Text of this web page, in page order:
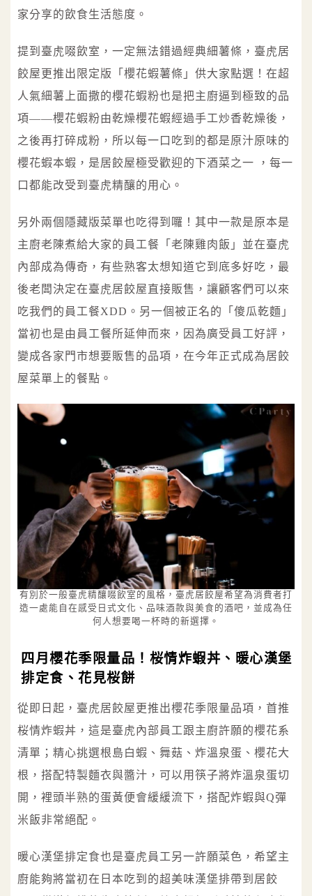
家分享的飲食生活態度。
提到臺虎啜飲室，一定無法錯過經典細薯條，臺虎居
餃屋更推出限定版「櫻花蝦薯條」供大家點選！在超
人氣細薯上面撒的櫻花蝦粉也是把主廚逼到極致的品
項——櫻花蝦粉由乾燥櫻花蝦經過手工炒香乾燥後，
之後再打碎成粉，所以每一口吃到的都是原汁原味的
櫻花蝦本蝦，是居餃屋極受歡迎的下酒菜之一 ，每一
口都能改受到臺虎精釀的用心。
另外兩個隱藏版菜單也吃得到囉！其中一款是原本是
主廚老陳煮給大家的員工餐「老陳雞肉飯」並在臺虎
內部成為傳奇，有些熟客太想知道它到底多好吃，最
後老闆決定在臺虎居餃屋直接販售，讓顧客們可以來
吃我們的員工餐XDD。另一個被正名的「傻瓜乾麵」
當初也是由員工餐所延伸而來，因為廣受員工好評，
變成各家門市想要販售的品項，在今年正式成為居餃
屋菜單上的餐點。
有別於一般臺虎精釀啜飲室的風格，臺虎居餃屋希望為消費者打
造一處能自在感受日式文化、品味酒款與美食的酒吧，並成為任
何人想要喝一杯時的新選擇。
四月櫻花季限量品！桜情炸蝦丼、暖心漢堡
排定食、花見桜餅
從即日起，臺虎居餃屋更推出櫻花季限量品項，首推
桜情炸蝦丼，這是臺虎內部員工跟主廚許願的櫻花系
清單；精心挑選根島白蝦、舞菇、炸溫泉蛋、櫻花大
根，搭配特製麵衣與醬汁，可以用筷子將炸溫泉蛋切
開，裡頭半熟的蛋黃便會緩緩流下，搭配炸蝦與Q彈
米飯非常絕配。
暖心漢堡排定食也是臺虎員工另一許願菜色，希望主
廚能夠將當初在日本吃到的超美味漢堡排帶到居餃